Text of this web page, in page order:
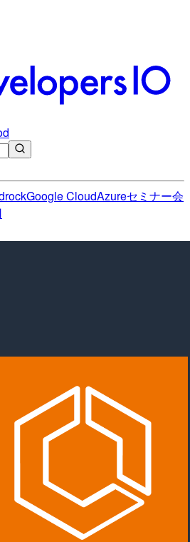
Google CloudAzureセミナー会